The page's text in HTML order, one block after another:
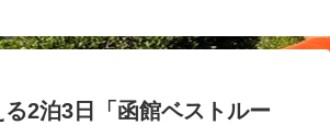
2泊3日「函館ベストルー